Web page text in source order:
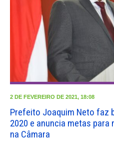
2 DE FEVEREIRO DE 2021, 18:08
Prefeito Joaquim Neto faz
2020 e anuncia metas
na Câmara